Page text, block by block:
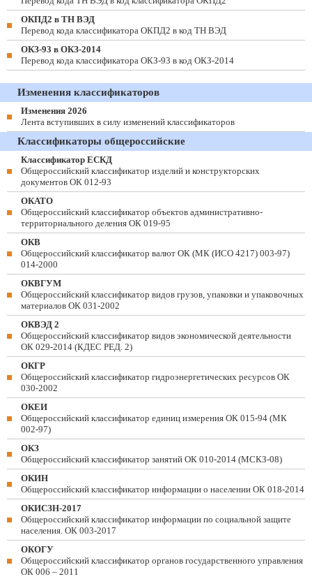
ОКПД2 в ТН ВЭД
Перевод кода классификатора ОКПД2 в код ТН ВЭД
ОКЗ-93 в ОКЗ-2014
Перевод кода классификатора ОКЗ-93 в код ОКЗ-2014
Изменения классификаторов
Изменения 2026
Лента вступивших в силу изменений классификаторов
Классификаторы общероссийские
Классификатор ЕСКД
Общероссийский классификатор изделий и конструкторских
документов ОК 012-93
ОКАТО
Общероссийский классификатор объектов административно-
территориального деления ОК 019-95
ОКВ
Общероссийский классификатор валют ОК (МК (ИСО 4217) 003-97)
014-2000
ОКВГУМ
Общероссийский классификатор видов грузов, упаковки и упаковочных
материалов ОК 031-2002
ОКВЭД 2
Общероссийский классификатор видов экономической деятельности
ОК 029-2014 (КДЕС РЕД. 2)
ОКГР
Общероссийский классификатор гидроэнергетических ресурсов ОК
030-2002
ОКЕИ
Общероссийский классификатор единиц измерения ОК 015-94 (МК
002-97)
ОКЗ
Общероссийский классификатор занятий ОК 010-2014 (МСКЗ-08)
ОКИН
Общероссийский классификатор информации о населении ОК 018-2014
ОКИСЗН-2017
Общероссийский классификатор информации по социальной защите
населения. ОК 003-2017
ОКОГУ
Общероссийский классификатор органов государственного управления
ОК 006 – 2011